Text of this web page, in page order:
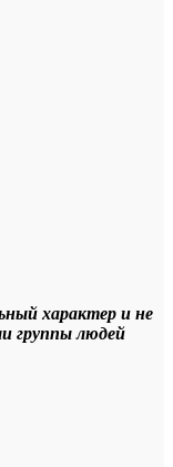
характер и не
группы людей